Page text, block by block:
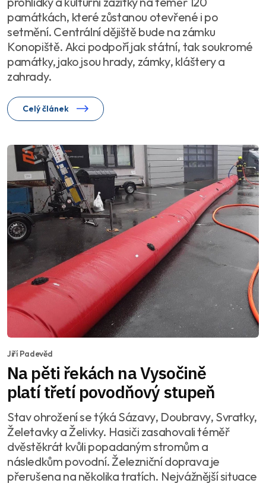
památkách, které zůstanou otevřené i po
setmění. Centrální dějiště bude na zámku
Konopiště. Akci podpoří jak státní, tak soukromé
památky, jako jsou hrady, zámky, kláštery a
zahrady.
Celý článek
Jiří Padevěd
Na pěti řekách na Vysočině
platí třetí povodňový stupeň
Stav ohrožení se týká Sázavy, Doubravy, Svratky,
Želetavky a Želivky. Hasiči zasahovali téměř
dvěstěkrát kvůli popadaným stromům a
následkům povodní. Železniční doprava je
přerušena na několika tratích. Nejvážnější situace